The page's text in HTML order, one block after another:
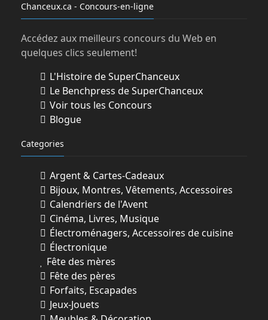
Chanceux.ca - Concours-en-ligne
Accédez aux meilleurs concours du Web en
quelques clics seulement!
L'Histoire de SuperChanceux
Le Benchpress de SuperChanceux
Voir tous les Concours
Blogue
Categories
Argent & Cartes-Cadeaux
Bijoux, Montres, Vêtements, Accessoires
Calendriers de l'Avent
Cinéma, Livres, Musique
Électroménagers, Accessoires de cuisine
Électronique
Fête des mères
Fête des pères
Forfaits, Escapades
Jeux-Jouets